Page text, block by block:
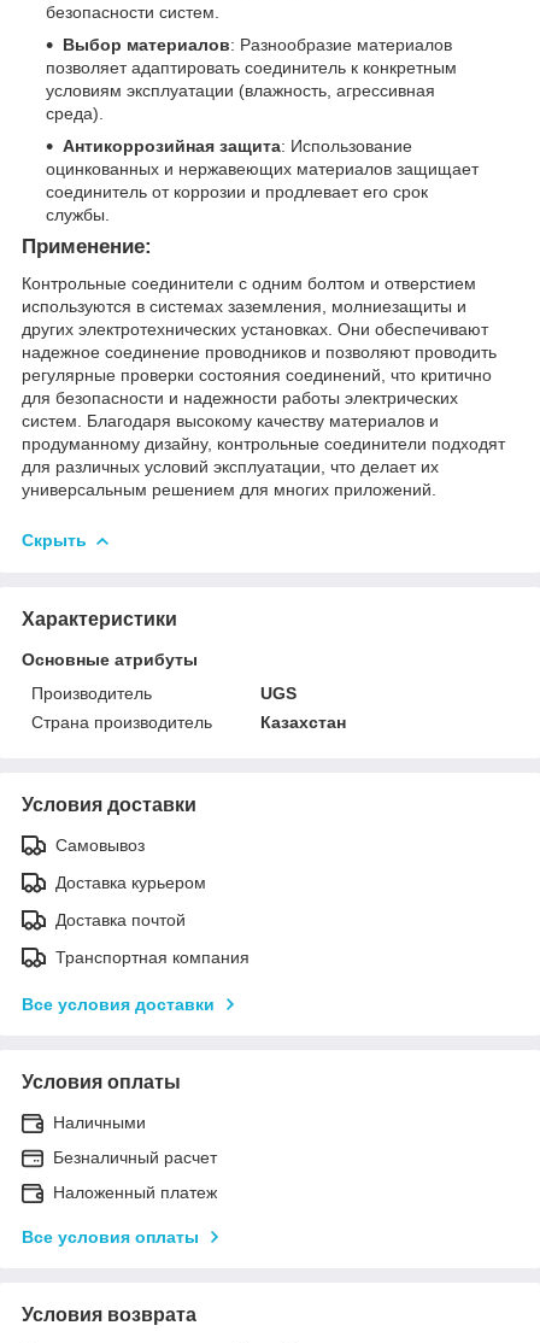
безопасности систем.
Выбор материалов: Разнообразие материалов
позволяет адаптировать соединитель к конкретным
условиям эксплуатации (влажность, агрессивная
среда).
Антикоррозийная защита: Использование
оцинкованных и нержавеющих материалов защищает
соединитель от коррозии и продлевает его срок
службы.
Применение:
Контрольные соединители с одним болтом и отверстием
используются в системах заземления, молниезащиты и
других электротехнических установках. Они обеспечивают
надежное соединение проводников и позволяют проводить
регулярные проверки состояния соединений, что критично
для безопасности и надежности работы электрических
систем. Благодаря высокому качеству материалов и
продуманному дизайну, контрольные соединители подходят
для различных условий эксплуатации, что делает их
универсальным решением для многих приложений.
Скрыть
Характеристики
Основные атрибуты
Производитель
UGS
Страна производитель
Казахстан
Условия доставки
Самовывоз
Доставка курьером
Доставка почтой
Транспортная компания
Все условия доставки
Условия оплаты
Наличными
Безналичный расчет
Наложенный платеж
Все условия оплаты
Условия возврата